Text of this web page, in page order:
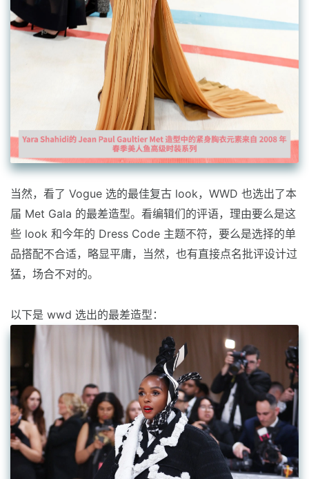
当然，看了 Vogue 选的最佳复古 look，WWD 也选出了本
届 Met Gala 的最差造型。看编辑们的评语，理由要么是这
些 look 和今年的 Dress Code 主题不符，要么是选择的单
品搭配不合适，略显平庸，当然，也有直接点名批评设计过
猛，场合不对的。
以下是 wwd 选出的最差造型：